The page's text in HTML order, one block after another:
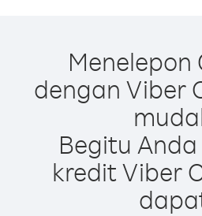
Menelepon
dengan Viber
Begitu
kredit Viber